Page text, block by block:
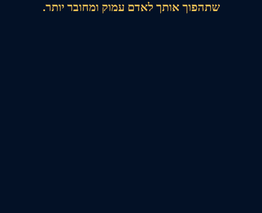
שתהפוך אותך לאדם עמוק ומחובר יותר.